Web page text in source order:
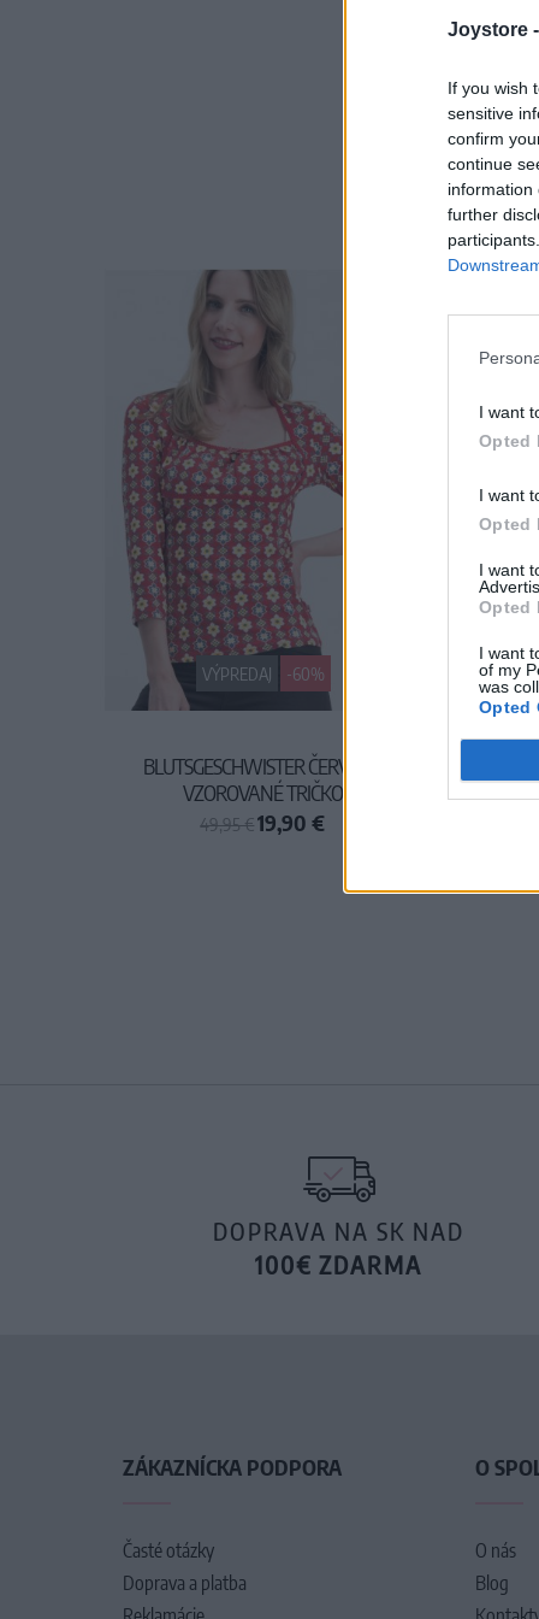
Joystore
If you wish
sensitive
confirm
continue
information
further
I want
Opted
I want
Opted
I want
Opted
I want
of my
was
Opted
VÝPREDAJ -60%
BLUTSGESCHWISTER ČERVENÉ
VZOROVANÉ TRIČKO
49,95 €19,90 €
DOPRAVA NA SK NAD
100€ ZDARMA
ZÁKAZNÍCKA PODPORA
Časté otázky
Doprava a platba
O
O nás
Blog